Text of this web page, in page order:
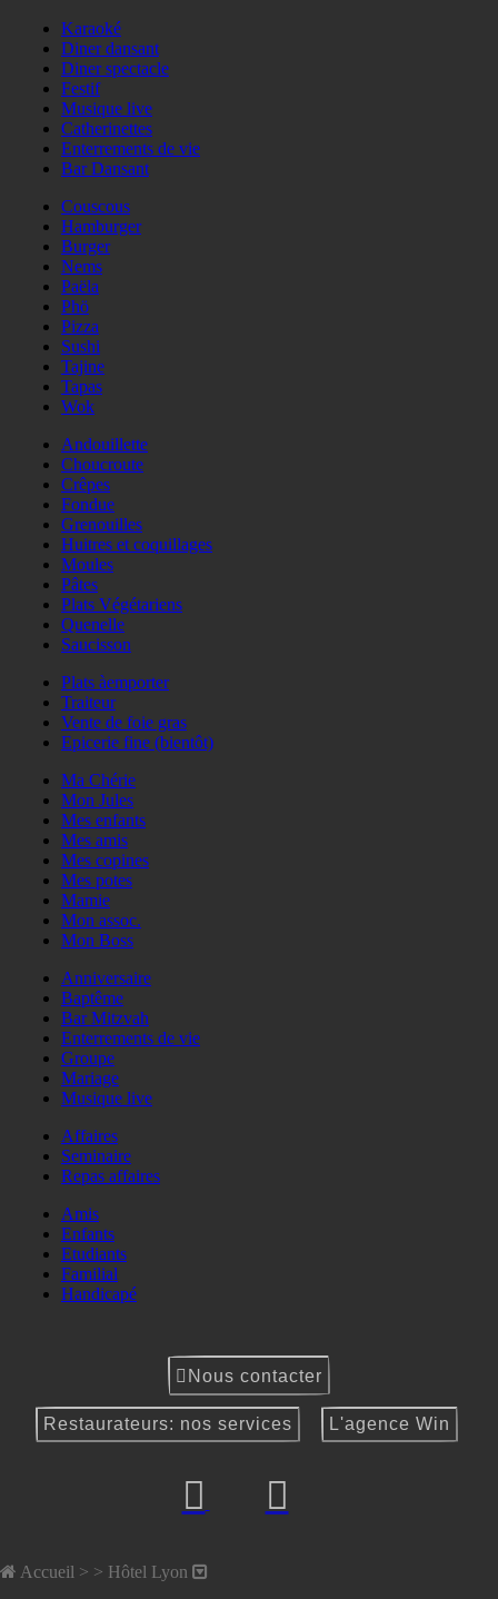
Karaoké
Diner dansant
Diner spectacle
Festif
Musique live
Catherinettes
Enterrements de vie
Bar Dansant
Couscous
Hamburger
Burger
Nems
Paëla
Phö
Pizza
Sushi
Tajine
Tapas
Wok
Andouillette
Choucroute
Crêpes
Fondue
Grenouilles
Huitres et coquillages
Moules
Pâtes
Plats Végétariens
Quenelle
Saucisson
Plats àemporter
Traiteur
Vente de foie gras
Epicerie fine (bientôt)
Ma Chérie
Mon Jules
Mes enfants
Mes amis
Mes copines
Mes potes
Mamie
Mon assoc.
Mon Boss
Anniversaire
Baptême
Bar Mitzvah
Enterrements de vie
Groupe
Mariage
Musique live
Affaires
Seminaire
Repas affaires
Amis
Enfants
Etudiants
Familial
Handicapé
Nous contacter
Restaurateurs: nos services L'agence Win
Accueil > > Hôtel Lyon